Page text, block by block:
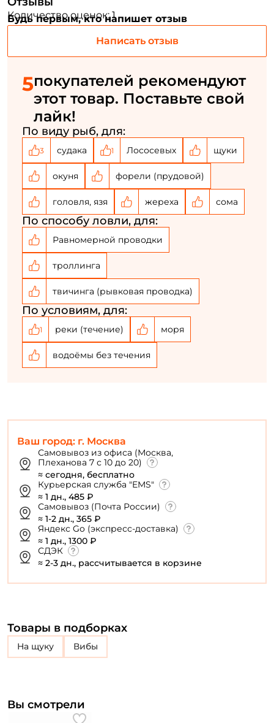
Ваш город: г. Москва
Самовывоз из офиса (Москва,
Плеханова 7 с 10 до 20)
≈ сегодня, бесплатно
Курьерская служба "EMS"
≈ 1 дн., 485 ₽
Самовывоз (Почта России)
≈ 1-2 дн., 365 ₽
Яндекс Go (экспресс-доставка)
≈ 1 дн., 1300 ₽
СДЭК
≈ 2-3 дн., рассчитывается в корзине
Количество оценок: 1
Будь первым, кто напишет отзыв
Написать отзыв
5покупателей рекомендуют
этот товар. Поставьте свой
лайк!
По виду рыб, для:
3 судака 1 Лососевых щуки
окуня форели (прудовой)
головля, язя жереха сома
По способу ловли, для:
Равномерной проводки
троллинга
твичинга (рывковая проводка)
По условиям, для:
1 реки (течение) моря
водоёмы без течения
Товары в подборках
на щуку Вибы
Вы смотрели
Создать аккаунт
ФИО: *
Email: *
Номер телефона: *
Придумайте пароль: *
Повторите пароль: *
Заполняя данную форму вы соглашаетесь на обработку
персональных данных
Создать аккаунт
У меня уже есть аккаунт